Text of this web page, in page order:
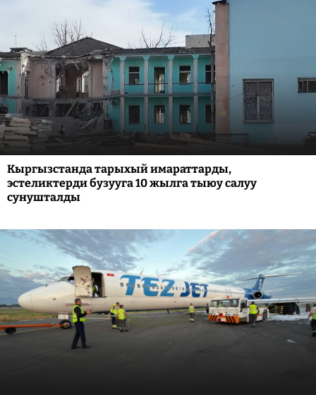
Кыргызстанда тарыхый имараттарды,
эстеликтерди бузууга 10 жылга тыюу салуу
сунушталды